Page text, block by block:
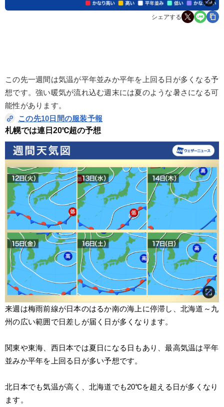
シェアする
この先一週間は気温が平年並みか平年を上回る日が多くなる予
想です。強い暖気が流れ込む週末には夏のような暑さになる可
能性があります。
この先10日間の服装予報
札幌では連日20℃超の予想
来週は梅雨前線が日本のはるか南の海上に停滞し、北海道～九
州の広い範囲で日差しが届く日が多くなります。
関東や東海、西日本では夏日になる日もあり、最高気温は平年
並みか平年を上回る日が多い予想です。
北日本でも気温が高く、北海道でも20℃を超える日が多くなり
ます。